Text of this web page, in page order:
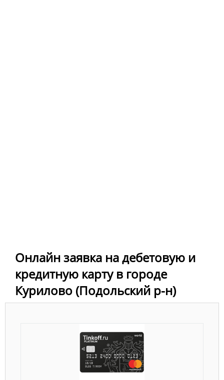
Онлайн заявка на дебетовую и
кредитную карту в городе
Курилово (Подольский р-н)